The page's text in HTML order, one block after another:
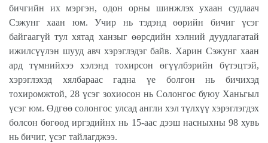
бичгийн их мэргэн, одон орны шинжлэх ухаан судлаач
Сэжунг хаан юм. Учир нь тэдэнд өөрийн бичиг үсэг
байгаагүй тул хятад ханзыг өөрсдийн хэлний дуудлагатай
ижилсүүлэн шууд авч хэрэглэдэг байв. Харин Сэжунг хаан
ард түмнийхээ хэлэнд тохирсон өгүүлбэрийн бүтэцтэй,
хэрэглэхэд хялбараас гадна үе болгон нь бичихэд
тохиромжтой, 28 үсэг зохиосон нь Солонгос буюу Ханьгыл
үсэг юм. Өдгөө солонгос улсад англи хэл түлхүү хэрэглэгдэх
болсон бөгөөд иргэдийнх нь 15-аас дээш насныхны 98 хувь
нь бичиг, үсэг тайлагджээ.